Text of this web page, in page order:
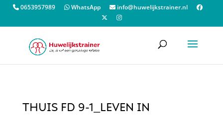
0653957989 WhatsApp info@huwelijkstrainer.nl
THUIS FD 9-1_LEVEN IN